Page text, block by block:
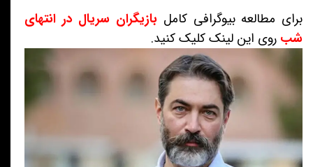
برای مطالعه بیوگرافی کامل بازیگران سریال در انتهای
شب روی این لینک کلیک کنید.